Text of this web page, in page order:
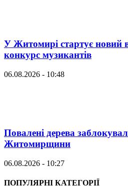
У Житомирі стартує новий
конкурс музикантів
06.08.2026 - 10:48
Повалені дерева
Житомирщини
06.08.2026 - 10:27
ПОПУЛЯРНІ КАТЕГОРІЇ